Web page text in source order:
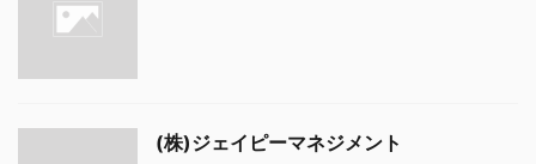
(株)ジェイピーマネジメント